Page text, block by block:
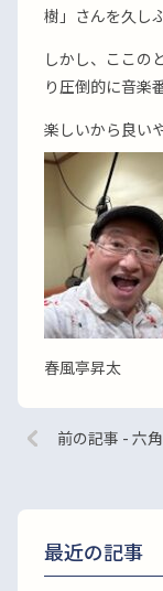
樹」さんを久し
しかし、ここの
り圧倒的に音楽
楽しいから良い
春風亭昇太
前の記事 - 六
最近の記事